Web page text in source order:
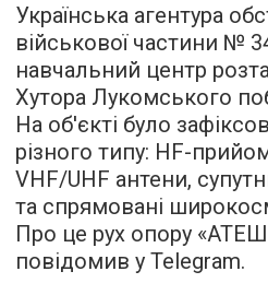
Українська агентура
військової частини №
навчальний центр
Хутора Лукомського
На об'єкті було
різного типу: HF-
VHF/UHF антени,
та спрямовані
Про це рух опору
повідомив у Telegram.